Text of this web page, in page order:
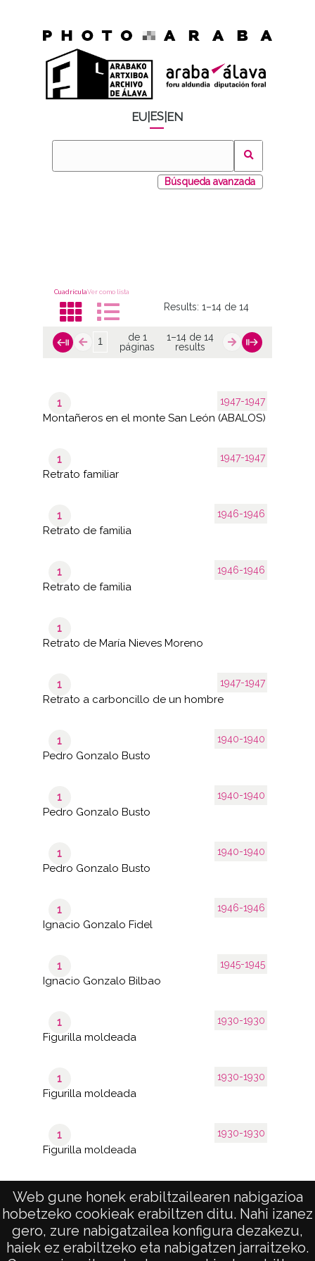
Web gune honek erabiltzailearen nabigazioa
hobetzeko cookieak erabiltzen ditu. Nahi izanez
gero, zure nabigatzailea konfigura dezakezu,
haiek ez erabiltzeko eta nabigatzen jarraitzeko.
EU ES EN
Búsqueda avanzada
CuadrículaVer como lista
Results:1–14 de 14
de 1
páginas
1–14 de 14
results
1947-1947
1
Montañeros en el monte San León (ABALOS)
1947-1947
1
Retrato familiar
1946-1946
1
Retrato de familia
1946-1946
1
Retrato de familia
1
Retrato de María Nieves Moreno
1947-1947
1
Retrato a carboncillo de un hombre
1940-1940
1
Pedro Gonzalo Busto
1940-1940
1
Pedro Gonzalo Busto
1940-1940
1
Pedro Gonzalo Busto
1946-1946
1
Ignacio Gonzalo Fidel
1945-1945
1
Ignacio Gonzalo Bilbao
1930-1930
1
Figurilla moldeada
1930-1930
1
Figurilla moldeada
1930-1930
1
Figurilla moldeada
de 1
páginas
1–14
de 14
results